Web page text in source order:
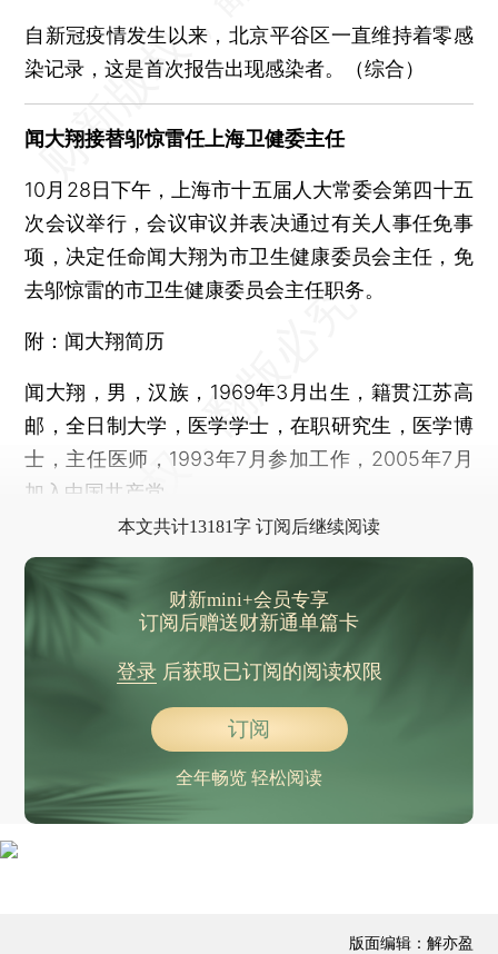
上海昨日新增本土无症状感染者11例
Meta三季度净利润砍半 未来招聘将大幅放缓
自新冠疫情发生以来，北京平谷区一直维持着零感
染记录，这是首次报告出现感染者。（综合）
闻大翔接替邬惊雷任上海卫健委主任
10月28日下午，上海市十五届人大常委会第四十五
次会议举行，会议审议并表决通过有关人事任免事
项，决定任命闻大翔为市卫生健康委员会主任，免
去邬惊雷的市卫生健康委员会主任职务。
附：闻大翔简历
闻大翔，男，汉族，1969年3月出生，籍贯江苏高
邮，全日制大学，医学学士，在职研究生，医学博
士，主任医师，1993年7月参加工作，2005年7月
加入中国共产党。
本文共计13181字 订阅后继续阅读
财新mini+会员专享
订阅后赠送财新通单篇卡
登录后获取已订阅的阅读权限
订阅
全年畅览 轻松阅读
版面编辑：解亦盈